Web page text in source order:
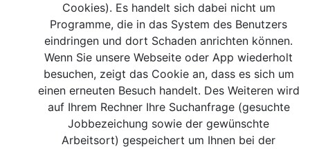
Cookies). Es handelt sich dabei nicht um
Programme, die in das System des Benutzers
eindringen und dort Schaden anrichten können.
Wenn Sie unsere Webseite oder App wiederholt
besuchen, zeigt das Cookie an, dass es sich um
einen erneuten Besuch handelt. Des Weiteren wird
auf Ihrem Rechner Ihre Suchanfrage (gesuchte
Jobbezeichung sowie der gewünschte
Arbeitsort) gespeichert um Ihnen bei der